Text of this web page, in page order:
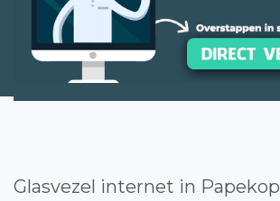
Glasvezel internet in Papekop